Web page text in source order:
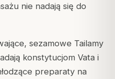
nie nadają się do
sezamowe Tailamy
konstytucjom Vata i
preparaty na